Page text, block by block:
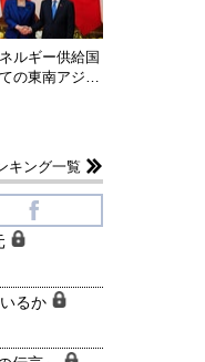
ネルギー供給国
の東南アジ…
キング一覧
るか